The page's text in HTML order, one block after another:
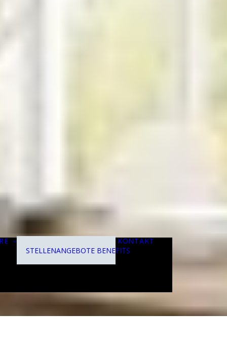
STELLENANGEBOTE BENEFITS
KONTAKT